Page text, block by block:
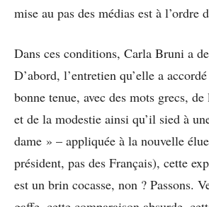
mise au pas des médias est à l’ordre
Dans ces conditions, Carla Bruni a
D’abord, l’entretien qu’elle a
bonne tenue, avec des mots grecs,
et de la modestie ainsi qu’il sied à
dame » – appliquée à la nouvelle
président, pas des Français), cette
est un brin cocasse, non ? Passons.